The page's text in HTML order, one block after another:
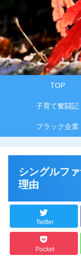
TOP
子育て奮闘記
ブラック企業
シングルフ
理由
Twitter
Pocket